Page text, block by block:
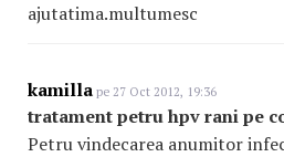
ajutatima.multumesc
kamilla pe 27 Oct 2012, 19:36
tratament petru hpv rani pe
Petru vindecarea anumitor